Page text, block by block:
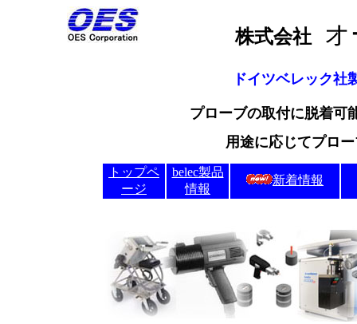
株式会社
ドイツベレック社
プローブの取付に脱着可
用途に応じてプロ
トップペ
ージ
belec製品
情報
新着情報